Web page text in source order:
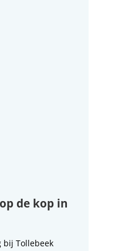
de kop in
bij Tollebeek